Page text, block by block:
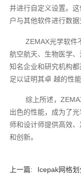
并进行自定义设置。
户与其他软件进行数据
ZEMAX光学软件
航空航天、生物医学
知名企业和研究机构
足以证明其卓 越的性
综上所述，
出色的性能，成为了
师和设计师提供高效
和创新。‍
上一篇:
Icepak网格